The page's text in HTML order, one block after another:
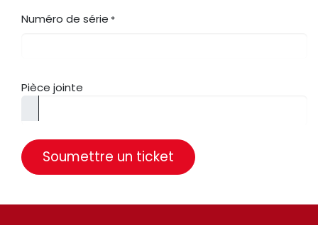
Numéro de série *
Pièce jointe
Soumettre un ticket